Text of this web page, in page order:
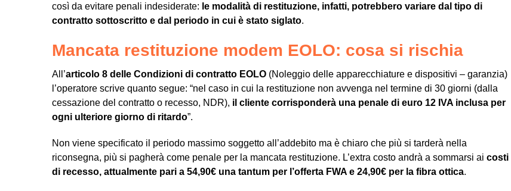
così da evitare penali indesiderate: le modalità di restituzione, infatti, potrebbero variare dal tipo di
contratto sottoscritto e dal periodo in cui è stato siglato.
Mancata restituzione modem EOLO: cosa si rischia
All’articolo 8 delle Condizioni di contratto EOLO (Noleggio delle apparecchiature e dispositivi – garanzia)
l’operatore scrive quanto segue: “nel caso in cui la restituzione non avvenga nel termine di 30 giorni (dalla
cessazione del contratto o recesso, NDR), il cliente corrisponderà una penale di euro 12 IVA inclusa per
ogni ulteriore giorno di ritardo”.
Non viene specificato il periodo massimo soggetto all’addebito ma è chiaro che più si tarderà nella
riconsegna, più si pagherà come penale per la mancata restituzione. L’extra costo andrà a sommarsi ai costi
di recesso, attualmente pari a 54,90€ una tantum per l’offerta FWA e 24,90€ per la fibra ottica.